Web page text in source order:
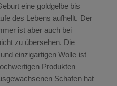
eine goldgelbe bis
des Lebens aufhellt. Der
ist aber auch bei
zu übersehen. Die
einzigartigen Wolle ist
Produkten
Schafen hat